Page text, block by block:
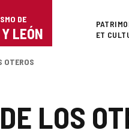
DE
LEÓN
ET
OTEROS
LOS